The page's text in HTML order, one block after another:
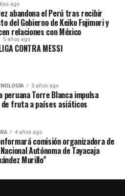
ago
abandona el Perú tras recibir
del Gobierno de Keiko Fujimori y
relaciones con México
5 años ago
CONTRA MESSI
5 años ago
peruana Torre Blanca impulsa
fruta a países asiáticos
4 años ago
comisión organizadora de
Autónoma de Tayacaja
Murillo”